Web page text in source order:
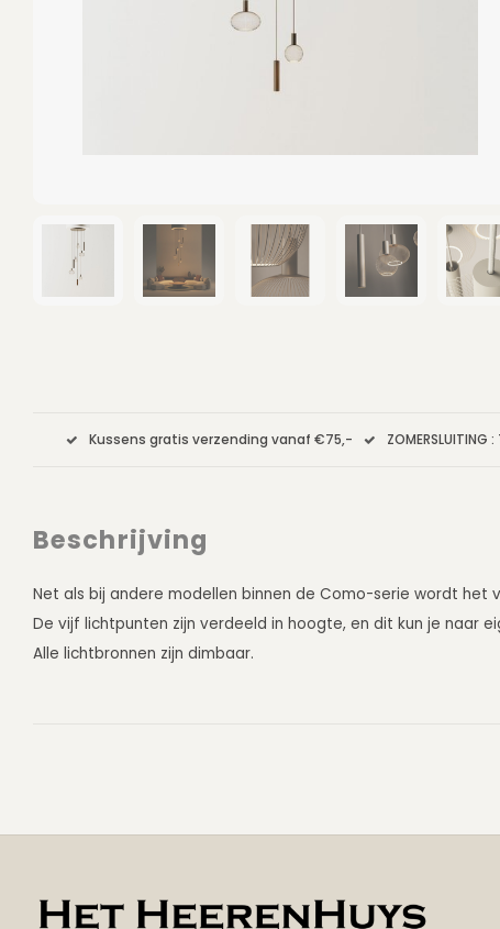
Kussens gratis verzending vanaf €75,- ZOMERSLUITING
Beschrijving
Net als bij andere modellen binnen de Como-serie wordt
De vijf lichtpunten zijn verdeeld in hoogte, en dit kun je naar
Alle lichtbronnen zijn dimbaar.